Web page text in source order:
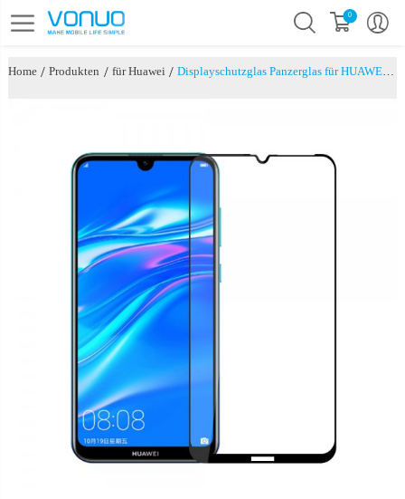
0
Home / Produkten / für Huawei / Displayschutzglas Panzerglas für HUAWEI Y7 2019 - Schwarz